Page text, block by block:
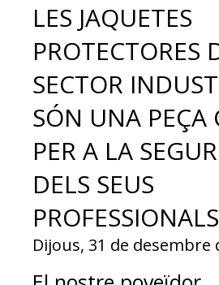
LES JAQUETES
PROTECTORES
SECTOR
SÓN UNA PEÇA
PER A LA
DELS SEUS
PROFESSIONALS
Dijous, 31 de desembre